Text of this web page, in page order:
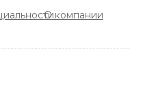
О компании